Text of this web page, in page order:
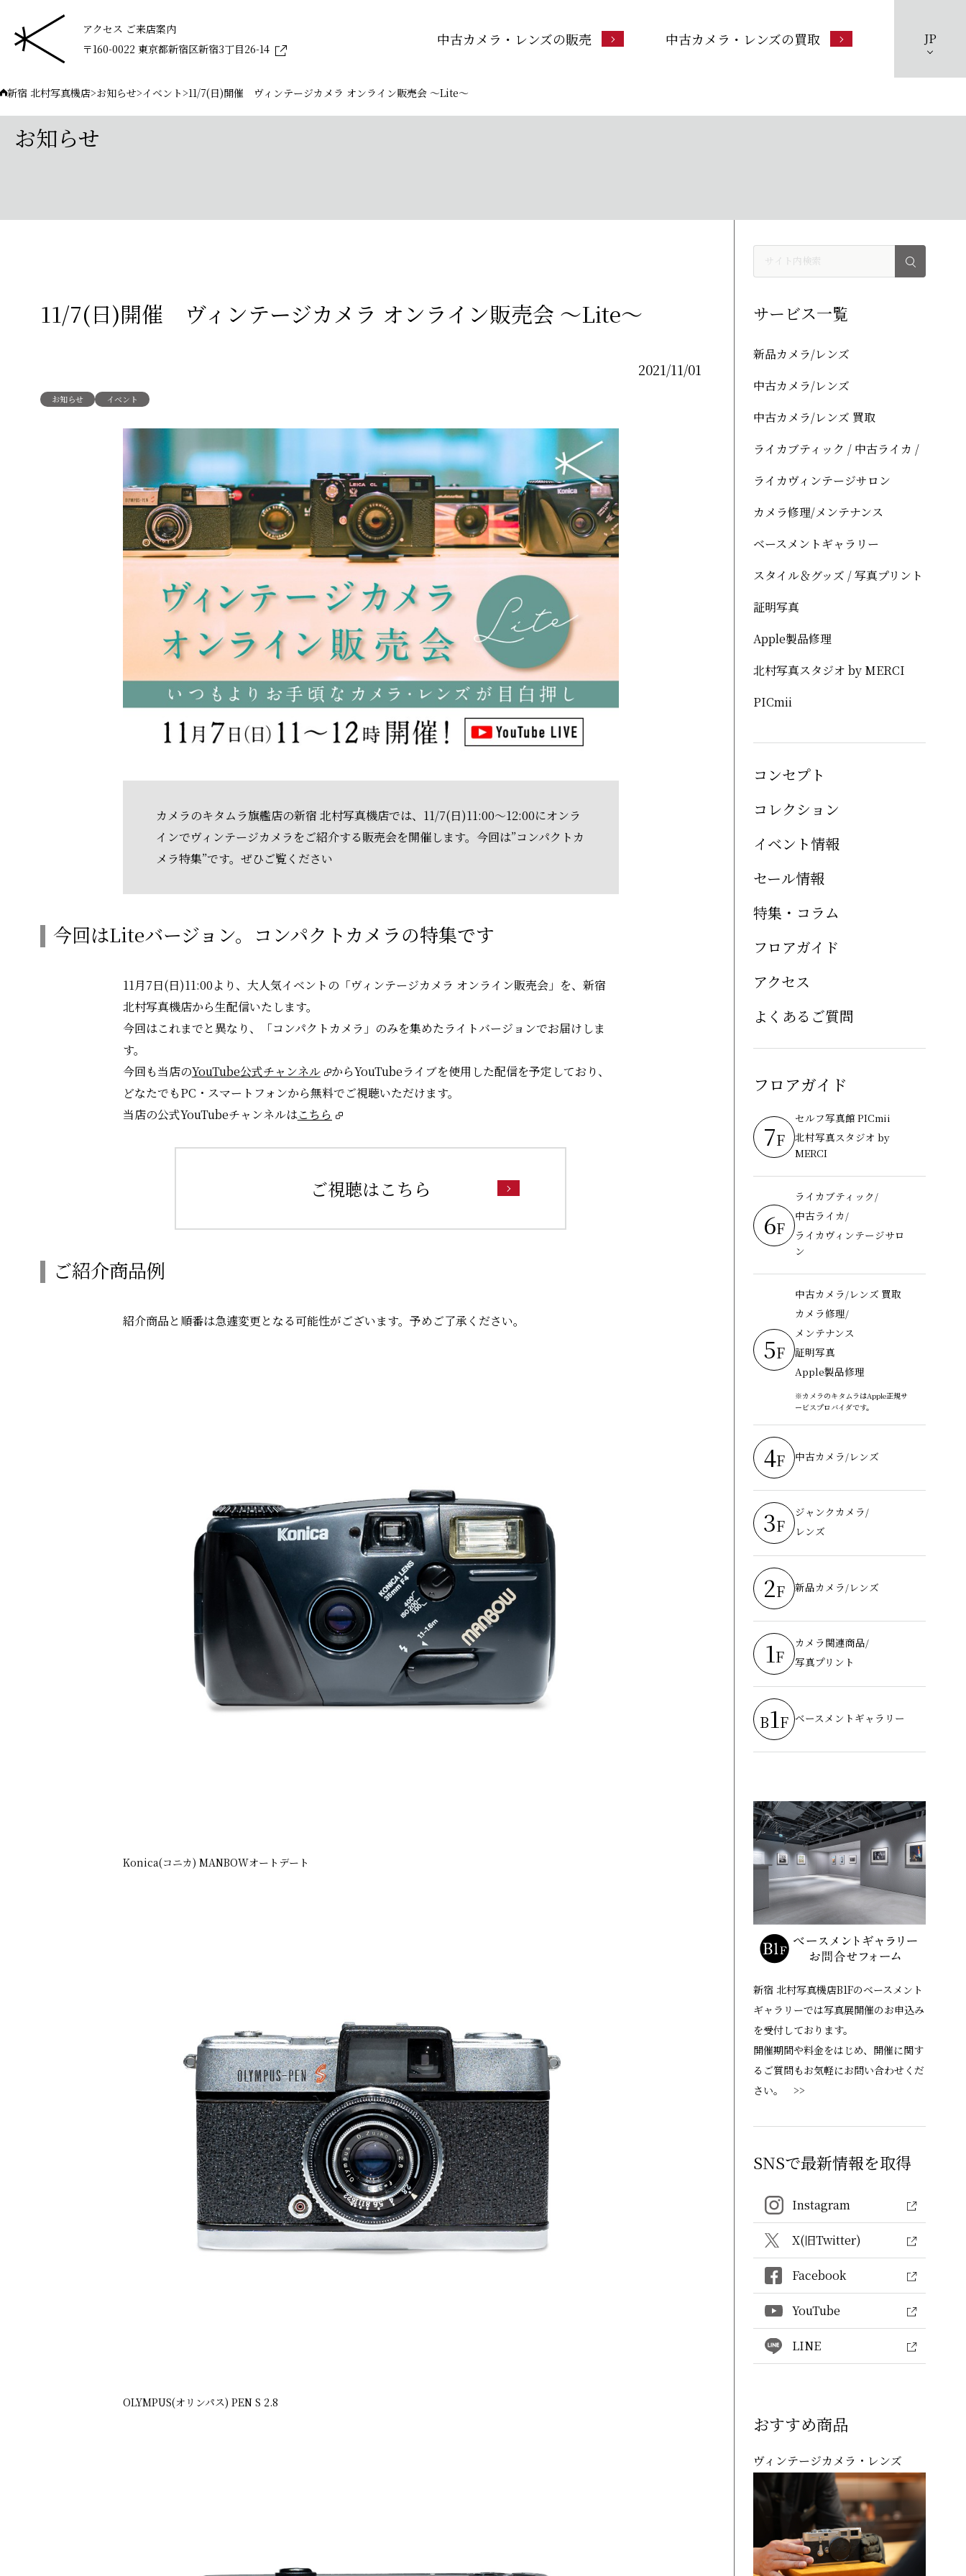
アクセス ご来店案内
〒160-0022 東京都新宿区新宿3丁目26-14
中古カメラ・レンズの販売 中古カメラ・レンズの買取 JP
新宿 北村写真機店>お知らせ>イベント>11/7(日)開催 ヴィンテージカメラ オンライン販売会 ～Lite～
お知らせ
11/7(日)開催 ヴィンテージカメラ オンライン販売会 ～Lite～
2021/11/01
お知らせ イベント
カメラのキタムラ旗艦店の新宿 北村写真機店では、11/7(日)11:00～12:00にオンラ
インでヴィンテージカメラをご紹介する販売会を開催します。今回は”コンパクトカ
メラ特集”です。ぜひご覧ください
今回はLiteバージョン。コンパクトカメラの特集です
11月7日(日)11:00より、大人気イベントの「ヴィンテージカメラ オンライン販売会」を、新宿
北村写真機店から生配信いたします。
今回はこれまでと異なり、「コンパクトカメラ」のみを集めたライトバージョンでお届けしま
す。
今回も当店のYouTube公式チャンネル
からYouTubeライブを使用した配信を予定しており、
どなたでもPC・スマートフォンから無料でご視聴いただけます。
当店の公式YouTubeチャンネルはこちら
ご視聴はこちら
ご紹介商品例
紹介商品と順番は急遽変更となる可能性がございます。予めご了承ください。
Konica(コニカ) MANBOWオートデート
OLYMPUS(オリンパス) PEN S 2.8
サービス一覧
新品カメラ/レンズ
中古カメラ/レンズ
中古カメラ/レンズ 買取
ライカブティック / 中古ライカ /
ライカヴィンテージサロン
カメラ修理/メンテナンス
ベースメントギャラリー
スタイル＆グッズ / 写真プリント
証明写真
Apple製品修理
北村写真スタジオ by MERCI
PICmii
コンセプト
コレクション
イベント情報
セール情報
特集・コラム
フロアガイド
アクセス
よくあるご質問
フロアガイド
7F
セルフ写真館 PICmii
北村写真スタジオ by
MERCI
6F
ライカブティック/
中古ライカ/
ライカヴィンテージサロ
ン
5F
中古カメラ/レンズ 買取
カメラ修理/
メンテナンス
証明写真
Apple製品修理
※カメラのキタムラはApple正規サ
ービスプロバイダです。
4F 中古カメラ/レンズ
3F
ジャンクカメラ/
レンズ
2F 新品カメラ/レンズ
1 F
カメラ関連商品/
写真プリント
B1 F ベースメントギャラリー
新宿 北村写真機店B1Fのベースメント
ギャラリーでは写真展開催のお申込み
を受付しております。
開催期間や料金をはじめ、開催に関す
るご質問もお気軽にお問い合わせくだ
さい。 >>
SNSで最新情報を取得
Instagram
X(旧Twitter)
Facebook
YouTube
LINE
おすすめ商品
ヴィンテージカメラ・レンズ